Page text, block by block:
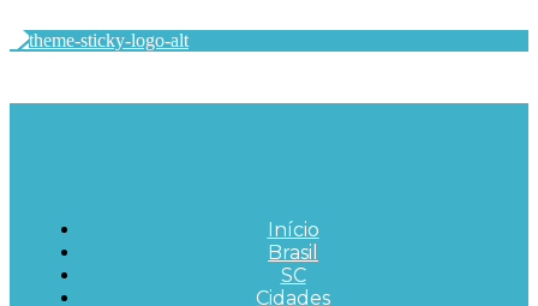
Início
Brasil
SC
Cidades